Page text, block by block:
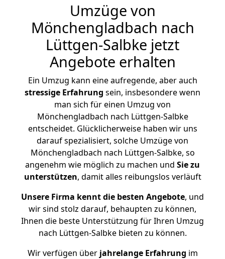
Umzüge von
Mönchengladbach nach
Lüttgen-Salbke jetzt
Angebote erhalten
Ein Umzug kann eine aufregende, aber auch
stressige Erfahrung sein, insbesondere wenn
man sich für einen Umzug von
Mönchengladbach nach Lüttgen-Salbke
entscheidet. Glücklicherweise haben wir uns
darauf spezialisiert, solche Umzüge von
Mönchengladbach nach Lüttgen-Salbke, so
angenehm wie möglich zu machen und Sie zu
unterstützen, damit alles reibungslos verläuft
Unsere Firma kennt die besten Angebote, und
wir sind stolz darauf, behaupten zu können,
Ihnen die beste Unterstützung für Ihren Umzug
nach Lüttgen-Salbke bieten zu können.
Wir verfügen überjahrelange Erfahrung im